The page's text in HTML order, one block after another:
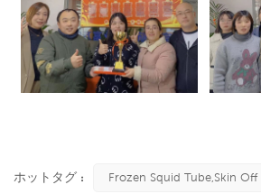
ホットタグ : Frozen Squid Tube,skin Off